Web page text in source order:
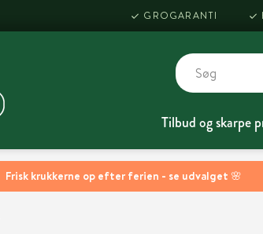
Frisk krukkerne op efter ferien - se udvalget 🌸
GROGARANTI
Tilbud og skarpe